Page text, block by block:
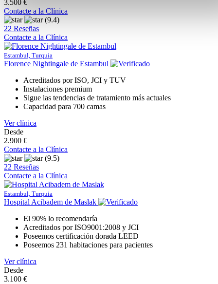
3.500 €
Contacte a la Clínica
(9.4)
22 Reseñas
Contacte a la Clínica
Estambul, Turquia
Florence Nightingale de Estambul
Acreditados por ISO, JCI y TUV
Instalaciones premium
Sigue las tendencias de tratamiento más actuales
Capacidad para 700 camas
Ver clínica
Desde
2.900 €
Contacte a la Clínica
(9.5)
22 Reseñas
Contacte a la Clínica
Estambul, Turquia
Hospital Acibadem de Maslak
El 90% lo recomendaría
Acreditados por ISO9001:2008 y JCI
Poseemos certificación dorada LEED
Poseemos 231 habitaciones para pacientes
Ver clínica
Desde
3.100 €